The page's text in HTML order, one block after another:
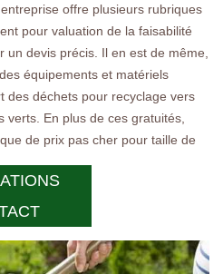
entreprise offre plusieurs rubriques
pour valuation de la faisabilité
un devis précis. Il en est de même,
équipements et matériels
déchets pour recyclage vers
En plus de ces gratuités,
de prix pas cher pour taille de